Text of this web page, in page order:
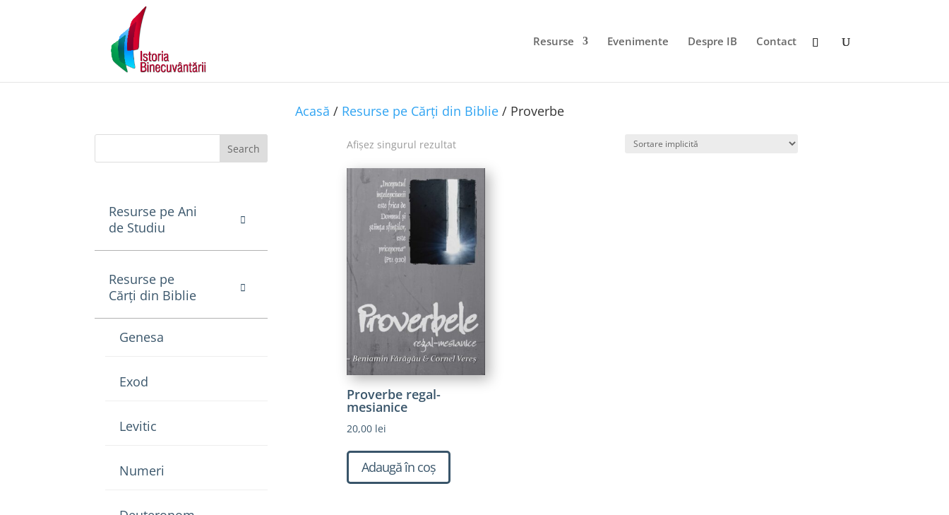
Resurse Evenimente Despre IB Contact
Acasă / Resurse pe Cărți din Biblie/ Proverbe
Search
Resurse pe Ani
de Studiu
Resurse pe
Cărți din Biblie
Genesa
Exod
Levitic
Numeri
Afișez singurul rezultat
Proverbe regal-
mesianice
20,00 lei
Adaugă în coș